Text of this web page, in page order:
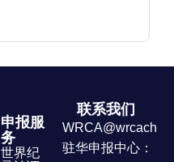
申报服
务
世界纪
联系我们
驻华申报中心：